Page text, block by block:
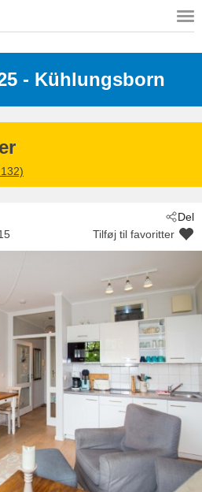
- Kühlungsborn
Del
Tilføj til favoritter